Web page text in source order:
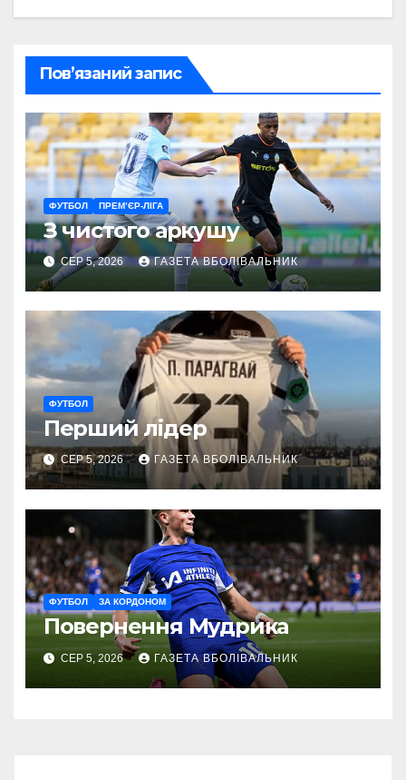
Пов’язаний запис
ФУТБОЛ ПРЕМ’ЄР-ЛІГА
З чистого аркушу
СЕР 5, 2026 ГАЗЕТА ВБОЛІВАЛЬНИК
ФУТБОЛ
Перший лідер
СЕР 5, 2026 ГАЗЕТА ВБОЛІВАЛЬНИК
ФУТБОЛ ЗА КОРДОНОМ
Повернення Мудрика
СЕР 5, 2026 ГАЗЕТА ВБОЛІВАЛЬНИК